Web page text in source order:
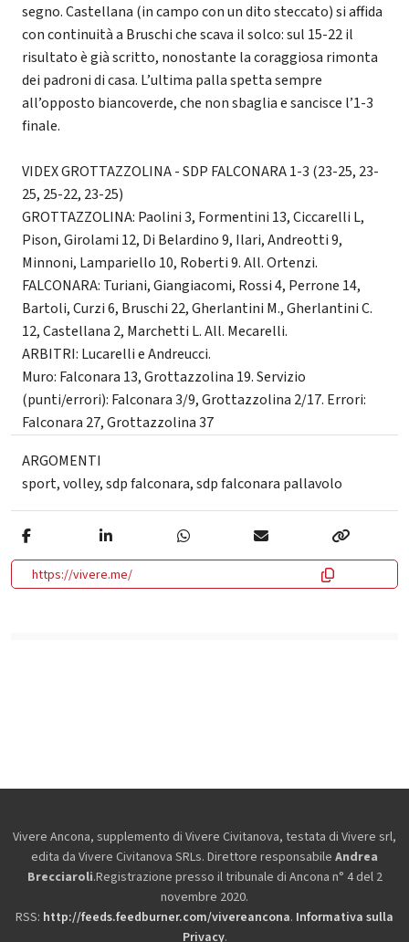
segno. Castellana (in campo con un dito steccato) si affida
con continuità a Bruschi che scava il solco: sul 15-22 il
risultato è già scritto, nonostante la coraggiosa rimonta
dei padroni di casa. L’ultima palla spetta sempre
all’opposto biancoverde, che non sbaglia e sancisce l’1-3
finale.
VIDEX GROTTAZZOLINA - SDP FALCONARA 1-3 (23-25, 23-
25, 25-22, 23-25)
GROTTAZZOLINA: Paolini 3, Formentini 13, Ciccarelli L,
Pison, Girolami 12, Di Belardino 9, Ilari, Andreotti 9,
Minnoni, Lampariello 10, Roberti 9. All. Ortenzi.
FALCONARA: Turiani, Giangiacomi, Rossi 4, Perrone 14,
Bartoli, Curzi 6, Bruschi 22, Gherlantini M., Gherlantini C.
12, Castellana 2, Marchetti L. All. Mecarelli.
ARBITRI: Lucarelli e Andreucci.
Muro: Falconara 13, Grottazzolina 19. Servizio
(punti/errori): Falconara 3/9, Grottazzolina 2/17. Errori:
Falconara 27, Grottazzolina 37
ARGOMENTI
sport,volley,sdp falconara,sdp falconara pallavolo
https://vivere.me/
Vivere Ancona, supplemento di Vivere Civitanova, testata di Vivere srl,
edita da Vivere Civitanova SRLs. Direttore responsabile Andrea
Brecciaroli.Registrazione presso il tribunale di Ancona n° 4 del 2
novembre 2020.
RSS: http://feeds.feedburner.com/vivereancona. Informativa sulla
Privacy.